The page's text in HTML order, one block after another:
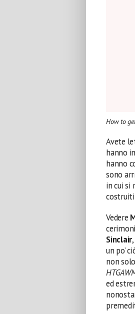
How to
Avete
hanno
hanno
sono
in cui si
Vedere
Sinclair
un po’
non
ed